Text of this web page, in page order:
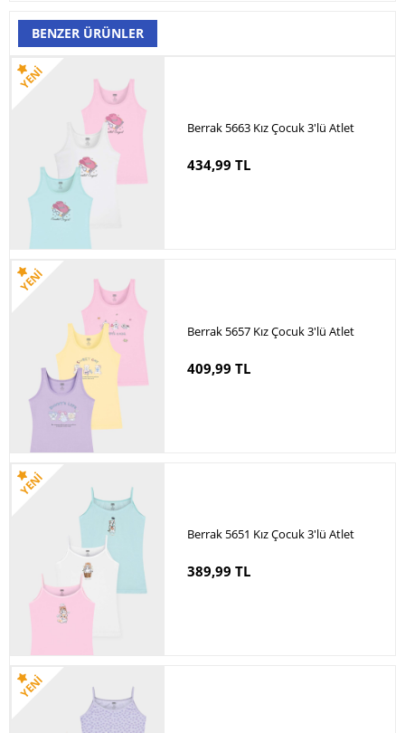
BENZER ÜRÜNLER
Berrak 5663 Kız Çocuk 3'lü Atlet
434,99 TL
Berrak 5657 Kız Çocuk 3'lü Atlet
409,99 TL
Berrak 5651 Kız Çocuk 3'lü Atlet
389,99 TL